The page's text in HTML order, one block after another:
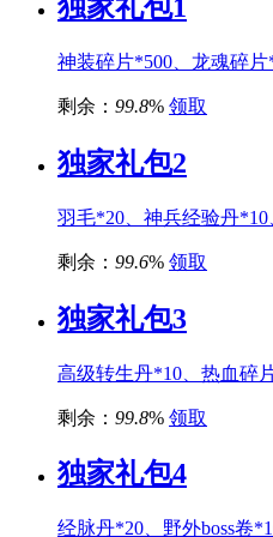
独家礼包1
神装碎片*500、龙魂碎
剩余： 99.8% 领取
独家礼包2
羽毛*20、神兵经验丹
剩余： 99.6% 领取
独家礼包3
高级转生丹*10、热血碎
剩余： 99.8% 领取
独家礼包4
经脉丹*20、野外boss卷